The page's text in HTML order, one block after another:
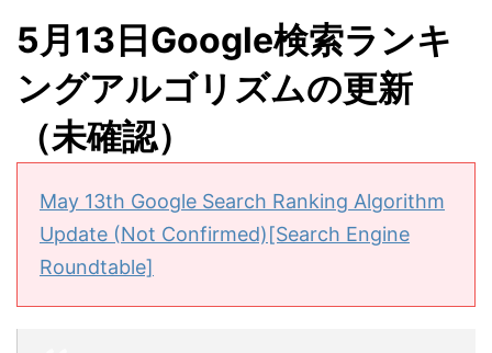
5月13日Google検索ランキ
ングアルゴリズムの更新
（未確認）
May 13th Google Search Ranking Algorithm
Update (Not Confirmed)[Search Engine
Roundtable]